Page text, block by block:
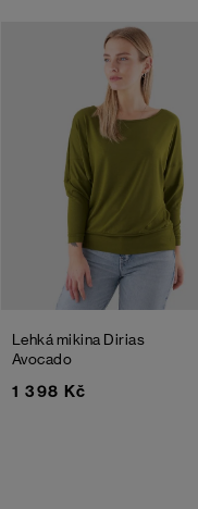
Lehká mikina Dirias
Avocado
1 398 Kč